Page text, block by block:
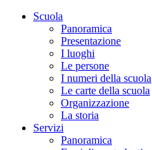
Scuola
Panoramica
Presentazione
I luoghi
Le persone
I numeri della scuola
Le carte della scuola
Organizzazione
La storia
Servizi
Panoramica